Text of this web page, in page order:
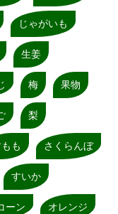
じゃがいも
生姜
梅 果物
梨
も さくらんぼ
すいか
ーン オレンジ